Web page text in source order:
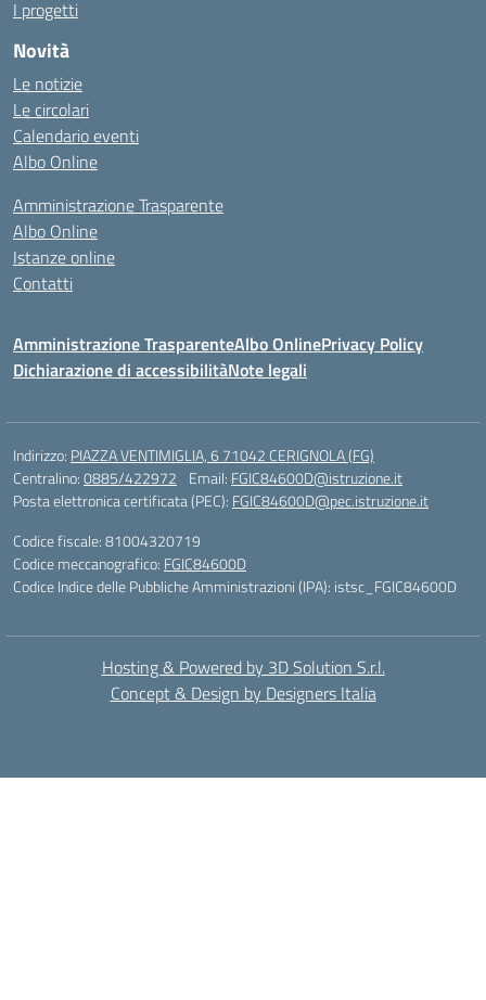
I progetti
Novità
Le notizie
Le circolari
Calendario eventi
Albo Online
Amministrazione Trasparente
Albo Online
Istanze online
Contatti
Amministrazione TrasparenteAlbo OnlinePrivacy Policy
Dichiarazione di accessibilitàNote legali
Indirizzo: PIAZZA VENTIMIGLIA, 6 71042 CERIGNOLA (FG)
Centralino:0885/422972 Email: FGIC84600D@istruzione.it
Posta elettronica certificata (PEC): FGIC84600D@pec.istruzione.it
Codice fiscale: 81004320719
Codice meccanografico: FGIC84600D
Codice Indice delle Pubbliche Amministrazioni (IPA): istsc_FGIC84600D
Hosting & Powered by 3D Solution S.r.l.
Concept & Design by Designers Italia